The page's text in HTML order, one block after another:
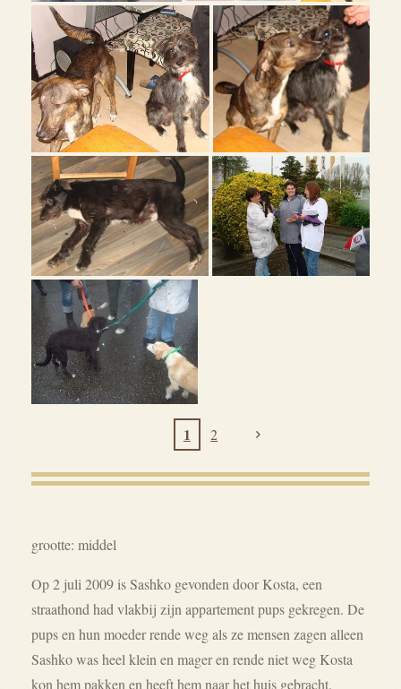
1 2
grootte: middel
Op 2 juli 2009 is Sashko gevonden door Kosta, een
straathond had vlakbij zijn appartement pups gekregen. De
pups en hun moeder rende weg als ze mensen zagen alleen
Sashko was heel klein en mager en rende niet weg Kosta
kon hem pakken en heeft hem naar het huis gebracht.